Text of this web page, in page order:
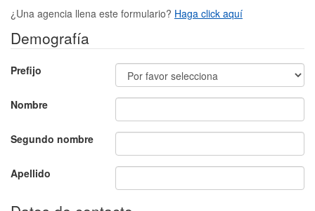
¿Una agencia llena este formulario? Haga click aquí
Demografía
Prefijo
Nombre
Segundo nombre
Apellido